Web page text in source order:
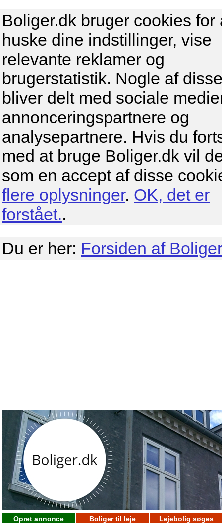
Boliger.dk bruger cookies for
huske dine indstillinger, vise
relevante reklamer og
brugerstatistik. Nogle af
bliver delt med sociale
annonceringspartnere og
analysepartnere. Hvis du
med at bruge Boliger.dk vil
som en accept af disse
flere oplysninger. OK, det er
forstået..
Du er her: Forsiden af
Opret annonce Boliger til leje Lejebolig søges